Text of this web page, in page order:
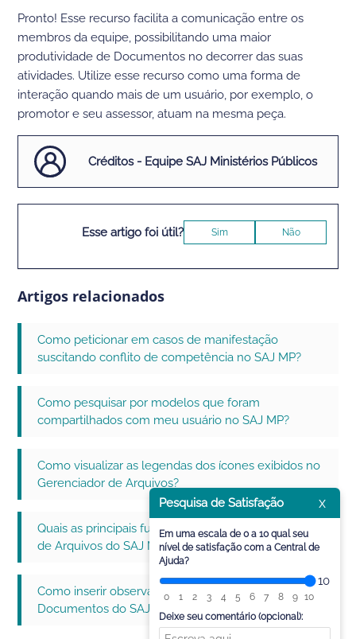
Pronto! Esse recurso facilita a comunicação entre os
membros da equipe, possibilitando uma maior
produtividade de Documentos no decorrer das suas
atividades. Utilize esse recurso como uma forma de
interação quando mais de um usuário, por exemplo, o
promotor e seu assessor, atuam na mesma peça.
Créditos - Equipe SAJ Ministérios Públicos
Esse artigo foi útil? Sim Não
Artigos relacionados
Como peticionar em casos de manifestação
suscitando conflito de competência no SAJ MP?
Como pesquisar por modelos que foram
compartilhados com meu usuário no SAJ MP?
Como visualizar as legendas dos ícones exibidos no
Gerenciador de Arquivos?
Quais as principais funcionalidades do Gerenciador
de Arquivos do SAJ MP - MPM?
Como inserir observações no texto pelo Editor de
Documentos do SAJ MP - MPM?
Pesquisa de Satisfação x
Em uma escala de 0 a 10 qual seu
nível de satisfação com a Central de
Ajuda?
10
0 1 2 3 4 5 6 7 8 9
10
Deixe seu comentário (opcional):